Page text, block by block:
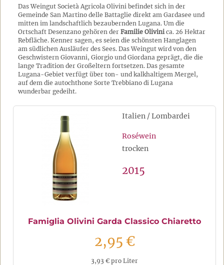
Das Weingut Società Agricola Olivini befindet sich in der
Gemeinde San Martino delle Battaglie direkt am Gardasee und
mitten im landschaftlich bezaubernden Lugana. Um die
Ortschaft Desenzano gehören der Familie Olivinica. 26 Hektar
Rebfläche. Kenner sagen, es seien die schönsten Hanglagen
am südlichen Ausläufer des Sees. Das Weingut wird von den
Geschwistern Giovanni, Giorgio und Giordana geprägt, die die
lange Tradition der Großeltern fortsetzen. Das gesamte
Lugana-Gebiet verfügt über ton- und kalkhaltigem Mergel,
auf dem die autochthone Sorte Trebbiano di Lugana
wunderbar gedeiht.
Italien / Lombardei
Roséwein
trocken
2015
Famiglia Olivini Garda Classico Chiaretto
2,95 €
3,93 € pro Liter